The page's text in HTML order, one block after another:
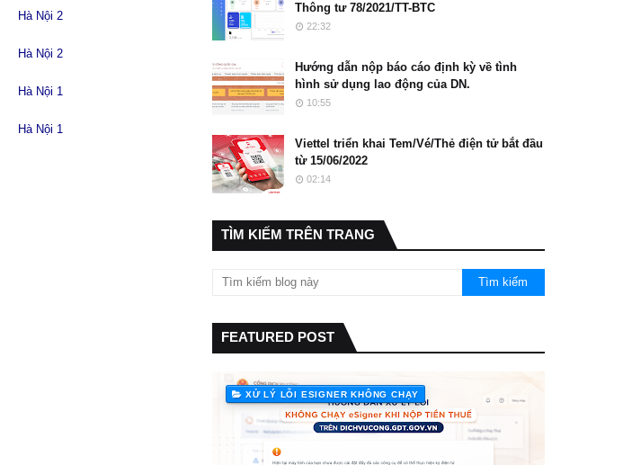
Hà Nội 2
Hà Nội 2
Hà Nội 1
Hà Nội 1
Thông tư 78/2021/TT-BTC
22:32
Hướng dẫn nộp báo cáo định kỳ về tình
hình sử dụng lao động của DN.
10:55
Viettel triển khai Tem/Vé/Thẻ điện tử bắt đầu
từ 15/06/2022
02:14
TÌM KIẾM TRÊN TRANG
FEATURED POST
XỬ LÝ LỖI ESIGNER KHÔNG CHẠY